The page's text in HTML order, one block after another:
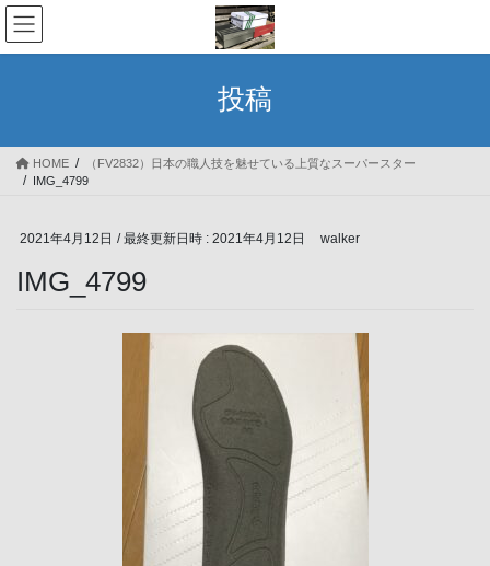
コ
ン
テ
ス
ナ
ビ
ゲ
ン
投稿
HOME
（FV2832）日本の職人技を魅せている上質なスーパースター
IMG_4799
2021年4月12日 / 最終更新日時 : 2021年4月12日 walker
IMG_4799